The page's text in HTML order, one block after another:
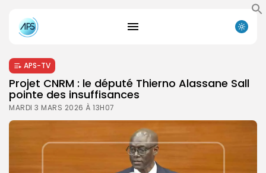
APS-TV
Projet CNRM : le député Thierno Alassane Sall
pointe des insuffisances
MARDI 3 MARS 2026 À 13H07